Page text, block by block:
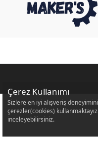
Çerez Kullanımı
Sizlere en iyi alışveriş
çerezler(cookies)
inceleyebilirsiniz.